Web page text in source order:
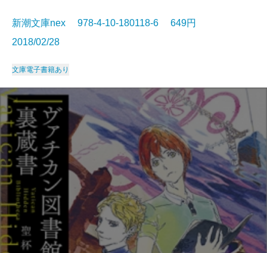
新潮文庫nex 978-4-10-180118-6 649円
2018/02/28
文庫電子書籍あり